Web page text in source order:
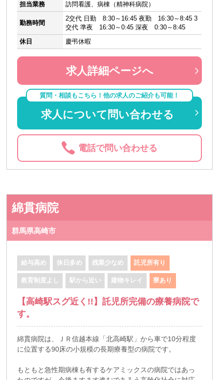
担当業務
訪問看護、病棟（精神科病院）
勤務時間
2交代 日勤 8:30～16:45 夜勤 16:30～8:45 3
交代 準夜 16:30～0:45 深夜 0:30～8:45
休日
慶弔休暇
求人詳細ページへ
質問・相談もこちら！他の求人のご紹介も可能！
求人について問い合わせる
電話で問い合わせる
綿貫病院
群馬県高崎市
給与高め 休日多め 残業少なめ 託児所有り
教育制度よし 駅から近い 建物キレイ 寮あり
【高崎駅スグ近く!!】託児所完備の療養病院で
す。
綿貫病院は、ＪＲ信越本線「北高崎駅」から車で10分程度
に位置する90床の小規模の長期療養型の病院です。
もともと急性期病棟も有するケアミックスの病院ではあっ